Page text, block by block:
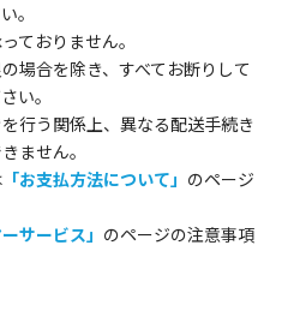
。
ておりません。
場合を除き、すべてお断りして
い。
行う関係上、異なる配送手続き
ません。
「お支払方法について」 のページ
サービス」 のページの注意事項